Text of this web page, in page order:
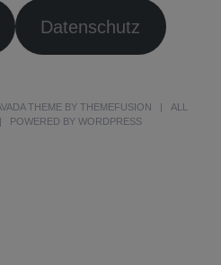
Datenschutz
THEME BY THEMEFUSION | ALL
POWERED BY WORDPRESS